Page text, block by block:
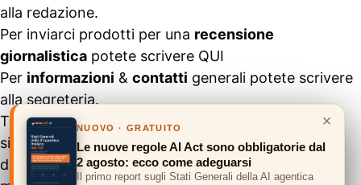
alla redazione.
Per inviarci prodotti per una recensione
giornalistica potete scrivere QUI
Per informazioni & contatti generali potete scrivere
alla segreteria.
Tutti i contenuti pubblicati all’interno del
sito #ASSODIGITALE.“Copyright 2024” non sono
duplicabili e/o riproducibili in nessuna forma,
×
NUOVO · GRATUITO
Le nuove regole AI Act sono obbligatorie dal
2 agosto: ecco come adeguarsi
Il primo report sugli Stati Generali della AI agentica